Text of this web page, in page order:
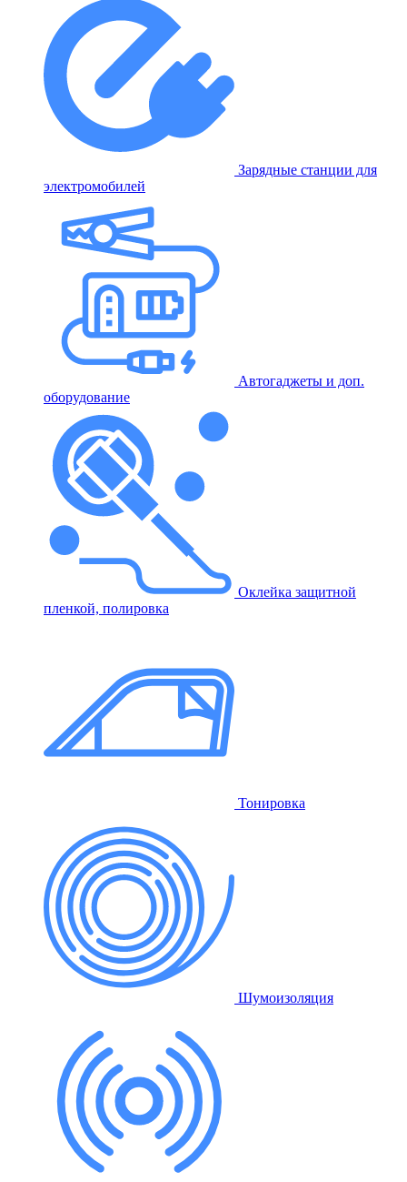
Зарядные станции для
электромобилей
Автогаджеты и доп.
оборудование
Оклейка защитной
пленкой, полировка
Тонировка
Шумоизоляция